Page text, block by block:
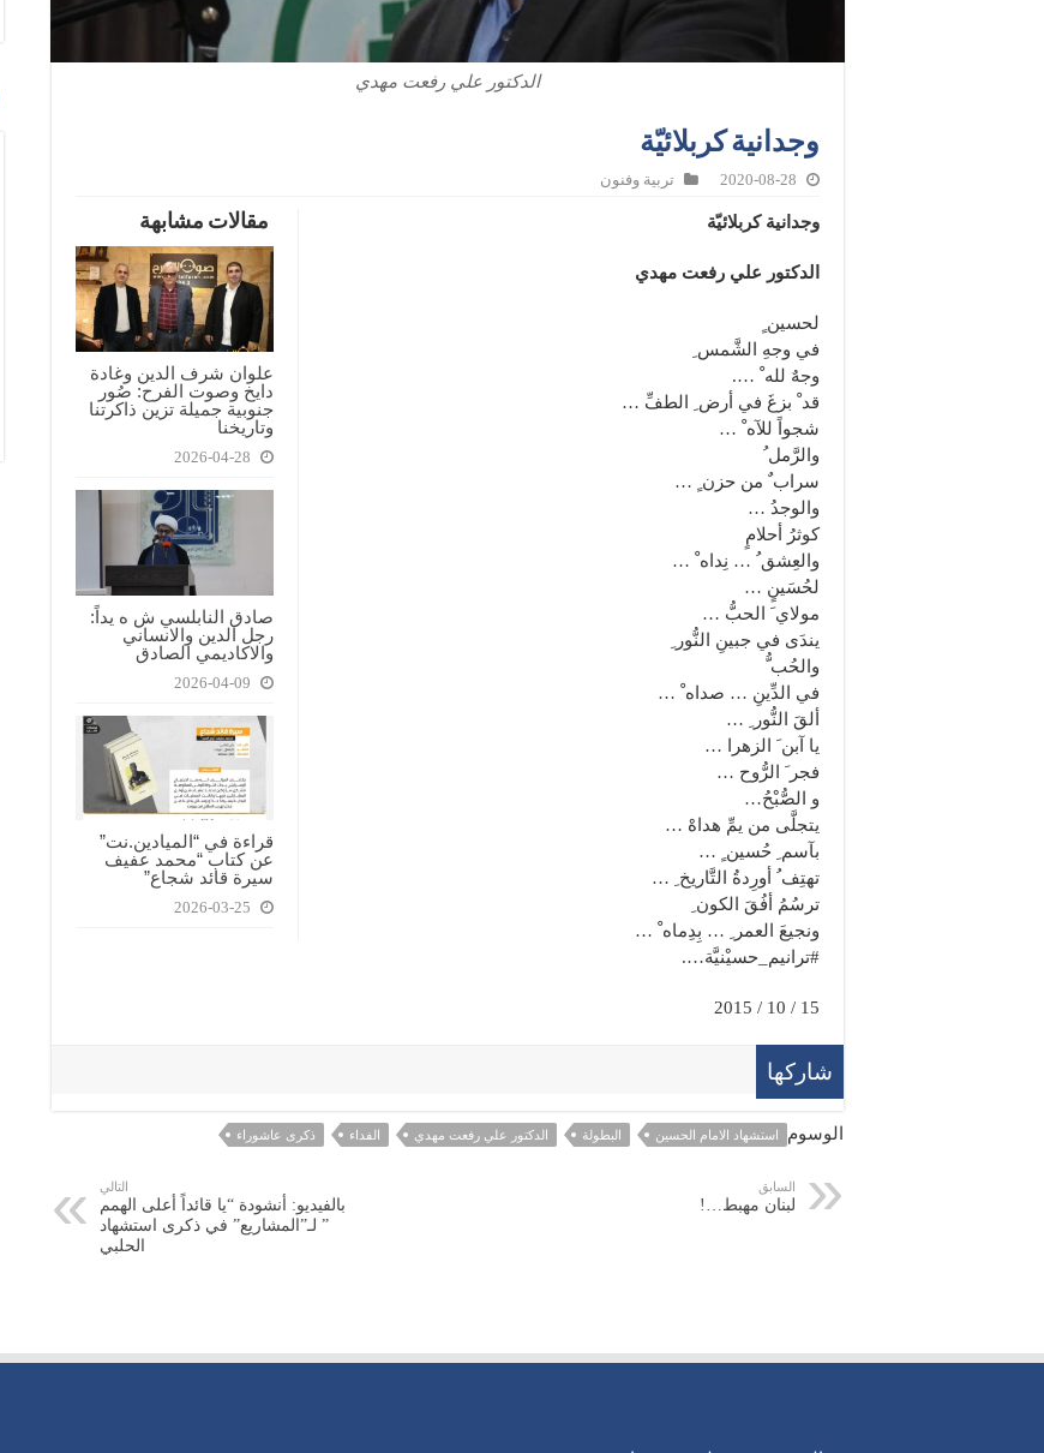
الدكتور علي رفعت مهدي
وجدانية كربلائيّة
2020-08-28 تربية وفنون
مقالات مشابهة
علوان شرف الدين وغادة
دايخ وصوت الفرح: صُور
جنوبية جميلة تزين ذاكرتنا
وتاريخنا
2026-04-28
صادق النابلسي ش ه يداً:
رجل الدين والانساني
والاكاديمي الصادق
2026-04-09
قراءة في “الميادين.نت”
عن كتاب “محمد عفيف
سيرة قائد شجاع”
2026-03-25
وجدانية كربلائيّة
الدكتور علي رفعت مهدي
لحسين ٍ
في وجهِ الشَّمس ِ
وجهٌ لله ْ ….
قد ْ بزغَ في أرض ِ الطفِّ …
شجواً للآه ْ …
والرَّمل ُ
سراب ٌ من حزن ٍ …
والوجدُ …
كوثرُ أحلامٍ
والعِشق ُ … نِداه ْ …
لحُسَينٍ …
مولاي َ الحبُّ …
يندَى في جبينِ النُّور ِ
والحُب ُّ
في الدِّينِ … صداه ْ …
ألقَ النُّور ِ …
يا آبن َ الزهرا …
فجر َ الرُّوح …
و الصُّبْحُ…
يتجلَّى من يمِّ هداهْ …
بآسم ِ حُسين ٍ …
تهتِف ُ أورِدةُ التَّاريخ ِ …
ترسُمُ أفُقَ الكون ِ
ونجيعَ العمر ِ … بِدِماه ْ …
#ترانيم_حسيْنيَّة….
15 / 10 / 2015
شاركها
الوسوم استشهاد الامام الحسين البطولة الدكتور علي رفعت مهدي الفداء ذكرى عاشوراء
السابق
لبنان مهبط…!
التالي
بالفيديو: أنشودة “يا قائداً أعلى الهمم
” لـ”المشاريع” في ذكرى استشهاد
الحلبي